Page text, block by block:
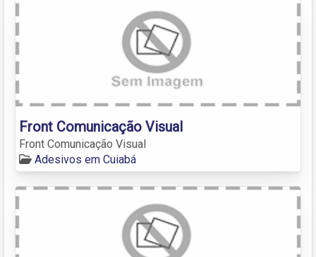
Front Comunicação Visual
Front Comunicação Visual
Adesivos em Cuiabá